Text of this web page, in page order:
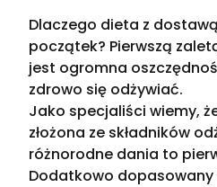
Dlaczego dieta z
początek? Pierwszą
jest ogromna
zdrowo się odżywiać.
Jako specjaliści wiemy,
złożona ze składników
różnorodne dania to
Dodatkowo